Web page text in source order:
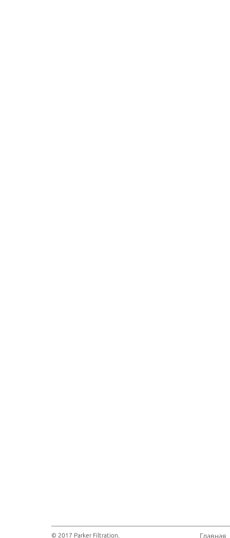
© 2017 Parker Filtration. Главная